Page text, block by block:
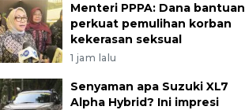
Menteri PPPA: Dana bantuan
perkuat pemulihan korban
kekerasan seksual
1 jam lalu
Senyaman apa Suzuki XL7
Alpha Hybrid? Ini impresi